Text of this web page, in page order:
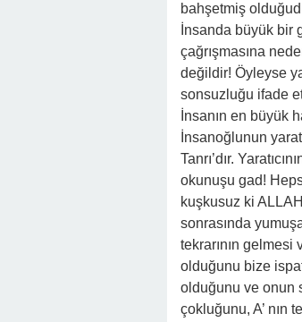
bahşetmiş
İnsanda büyük bir
çağrışmasına
değildir! Öyleyse
sonsuzluğu ifade
İnsanın en büyük
İnsanoğlunun
Tanrı’dır.
okunuşu gad!
kuşkusuz ki
sonrasında
tekrarının
olduğunu bize
olduğunu ve onun
çokluğunu, A’ nın